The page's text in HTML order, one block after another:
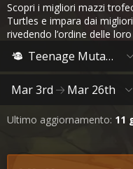
Scopri i migliori mazzi
Turtles e impara dai
rivedendo l’ordine delle
Teenage Mutant Ninja Turtles
Mar 3rd Mar 26th
Ultimo aggiornamento: 11